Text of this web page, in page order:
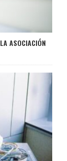
ASOCIACIÓN